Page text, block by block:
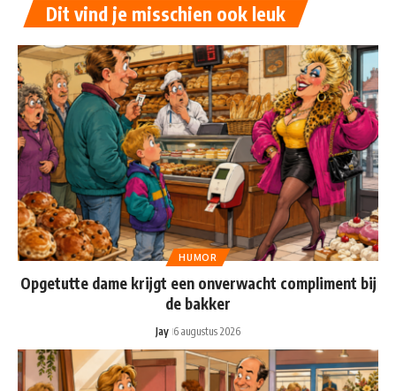
Dit vind je misschien ook leuk
HUMOR
Opgetutte dame krijgt een onverwacht compliment bij
de bakker
Jay 6 augustus 2026